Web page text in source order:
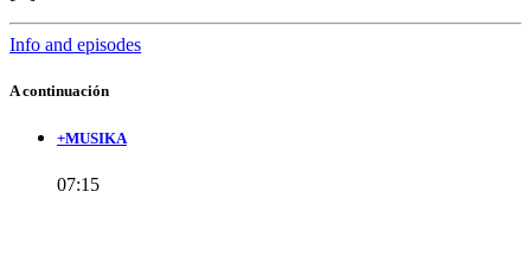
Info and episodes
A continuación
+MUSIKA
07:15